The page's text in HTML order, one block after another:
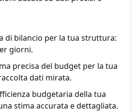
di bilancio per la tua struttura:
giorni.
precisa del budget per la tua
dati mirata.
budgetaria della tua
stima accurata e dettagliata.